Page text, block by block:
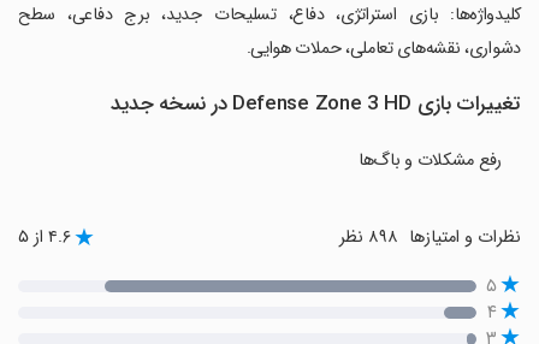
‏کلیدواژه‌ها: بازی استراتژی، دفاع، تسلیحات جدید، برج دفاعی، سطح
دشواری، نقشه‌های تعاملی، حملات هوایی.
تغییرات بازی Defense Zone 3 HD در نسخه جدید
رفع مشکلات و باگ‌ها
نظرات و امتیازها ۴.۶ از ۵
۵
۴